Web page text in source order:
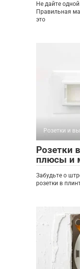
Не дайте
Правильная
это
Розетки и
Розетки
плюсы и
Забудьте о
розетки в